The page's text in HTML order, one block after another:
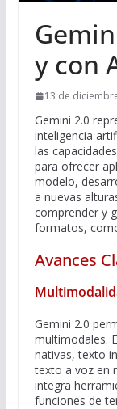
y con
13 de
Gemini 2.0
inteligencia
las
para ofrecer
modelo,
a nuevas
comprender y
formatos,
Avances
Gemini 2.0
multimodales.
nativas, texto
texto a voz en
integra
funciones de